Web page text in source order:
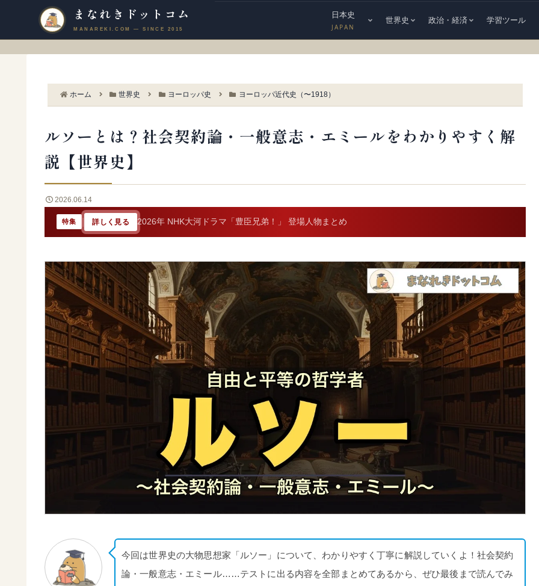
まなれきドットコム 日本史
JAPAN
世界史 政治・経済 学習ツール
ホーム 世界史 ヨーロッパ史 ヨーロッパ近代史（〜1918）
ルソーとは？社会契約論・一般意志・エミールをわかりやすく解
説【世界史】
2026.06.14
特集 詳しく見る 2026年 NHK大河ドラマ「豊臣兄弟！」 登場人物まとめ
今回は世界史の大物思想家「ルソー」について、わかりやすく丁寧に解説していくよ！社会契約
論・一般意志・エミール……テストに出る内容を全部まとめてあるから、ぜひ最後まで読んでみ